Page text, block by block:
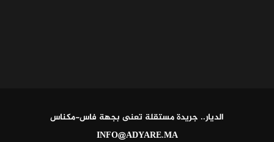
الديار.. جريدة مستقلة تعنى بجهة فاس-مكناس
INFO@ADYARE.MA